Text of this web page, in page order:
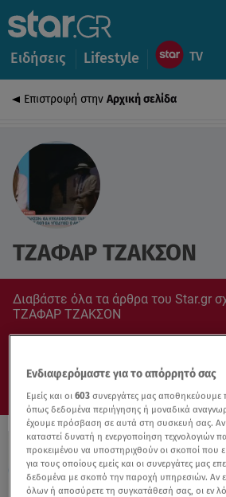
Ειδήσεις Lifestyle
Επιστροφή στην Αρχική σελίδα
ΤΖΑΦΑΡ ΤΖΑΚΣΟΝ
Διαβάστε όλα τα άρθρα του Star.gr
ΤΖΑΦΑΡ ΤΖΑΚΣΟΝ
Ενδιαφερόμαστε για το απόρρητό σας
Εμείς και οι603 συνεργάτες μας αποθηκεύουμε
όπως δεδομένα περιήγησης ή μοναδικά
έχουμε πρόσβαση σε αυτά στη συσκευή σας. Αν
καταστεί δυνατή η ενεργοποίηση τεχνολογιών
προκειμένου να υποστηριχθούν οι σκοποί που
για τους οποίους εμείς και οι συνεργάτες μας
δεδομένα με σκοπό την παροχή υπηρεσιών. Αν
όλων ή αποσύρετε τη συγκατάθεσή σας, οι εν